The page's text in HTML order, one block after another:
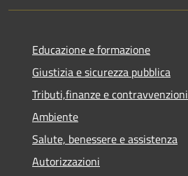
Educazione e formazione
Giustizia e sicurezza pubblica
Tributi,finanze e contravvenzioni
Ambiente
Salute, benessere e assistenza
Autorizzazioni